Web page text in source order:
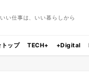
いい仕事は、いい暮らしから
トップ TECH+ +Digital